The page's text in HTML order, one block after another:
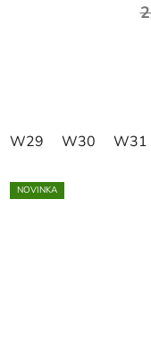
W29 W30 W31
NOVINKA